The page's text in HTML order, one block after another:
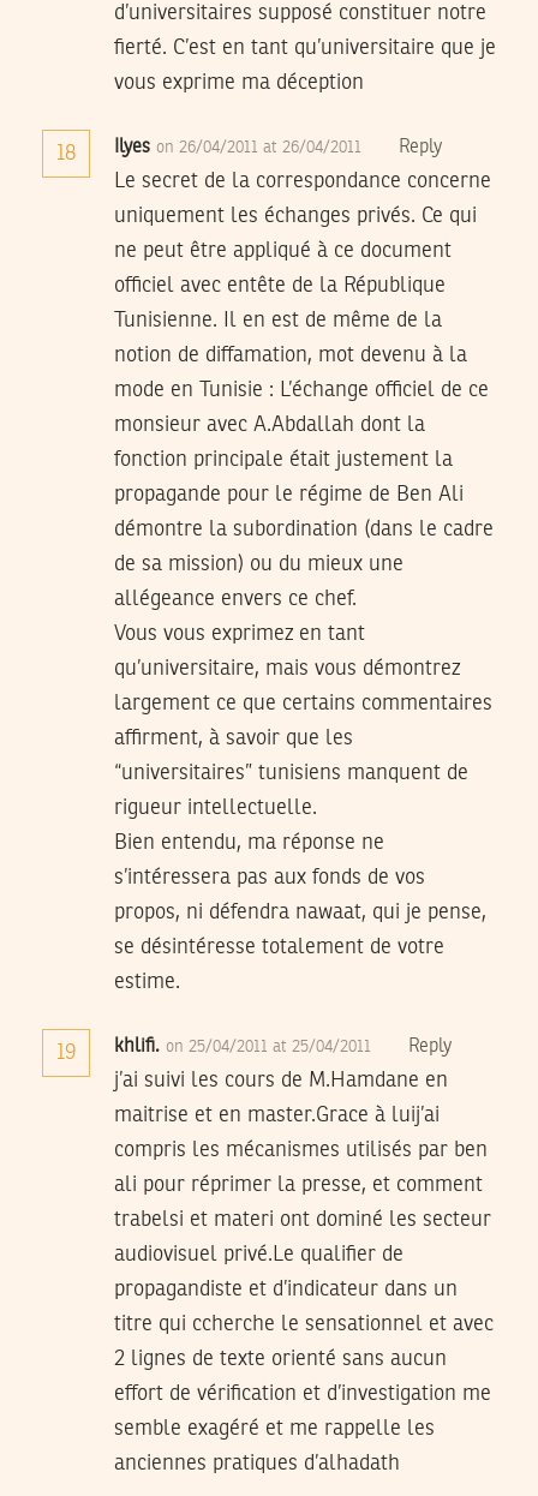
d’universitaires supposé constituer notre
fierté. C’est en tant qu’universitaire que je
vous exprime ma déception
18 Ilyes on 26/04/2011 at 26/04/2011 Reply
Le secret de la correspondance concerne
uniquement les échanges privés. Ce qui
ne peut être appliqué à ce document
officiel avec entête de la République
Tunisienne. Il en est de même de la
notion de diffamation, mot devenu à la
mode en Tunisie : L’échange officiel de ce
monsieur avec A.Abdallah dont la
fonction principale était justement la
propagande pour le régime de Ben Ali
démontre la subordination (dans le cadre
de sa mission) ou du mieux une
allégeance envers ce chef.
Vous vous exprimez en tant
qu’universitaire, mais vous démontrez
largement ce que certains commentaires
affirment, à savoir que les
“universitaires” tunisiens manquent de
rigueur intellectuelle.
Bien entendu, ma réponse ne
s’intéressera pas aux fonds de vos
propos, ni défendra nawaat, qui je pense,
se désintéresse totalement de votre
estime.
19 khlifi. on 25/04/2011 at 25/04/2011 Reply
j’ai suivi les cours de M.Hamdane en
maitrise et en master.Grace à luij’ai
compris les mécanismes utilisés par ben
ali pour réprimer la presse, et comment
trabelsi et materi ont dominé les secteur
audiovisuel privé.Le qualifier de
propagandiste et d’indicateur dans un
titre qui ccherche le sensationnel et avec
2 lignes de texte orienté sans aucun
effort de vérification et d’investigation me
semble exagéré et me rappelle les
anciennes pratiques d’alhadath